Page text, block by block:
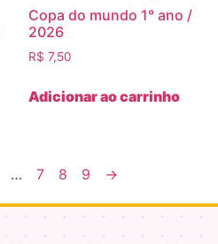
Copa do mundo 1° ano /
2026
R$ 7,50
Adicionar ao carrinho
… 7 8 9 →